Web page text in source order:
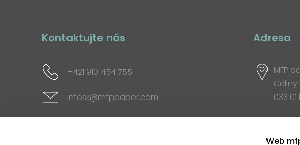
Kontaktujte nás
+421 910 454 755
infosk@mfppaper.com
Sociálne siete
Adresa
MFP
Celiny
033
Web